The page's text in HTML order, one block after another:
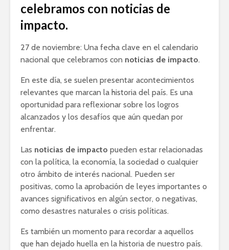
celebramos con noticias de
impacto.
27 de noviembre: Una fecha clave en el calendario
nacional que celebramos con noticias de impacto.
En este día, se suelen presentar acontecimientos
relevantes que marcan la historia del país. Es una
oportunidad para reflexionar sobre los logros
alcanzados y los desafíos que aún quedan por
enfrentar.
Las noticias de impacto pueden estar relacionadas
con la política, la economía, la sociedad o cualquier
otro ámbito de interés nacional. Pueden ser
positivas, como la aprobación de leyes importantes o
avances significativos en algún sector, o negativas,
como desastres naturales o crisis políticas.
Es también un momento para recordar a aquellos
que han dejado huella en la historia de nuestro país.